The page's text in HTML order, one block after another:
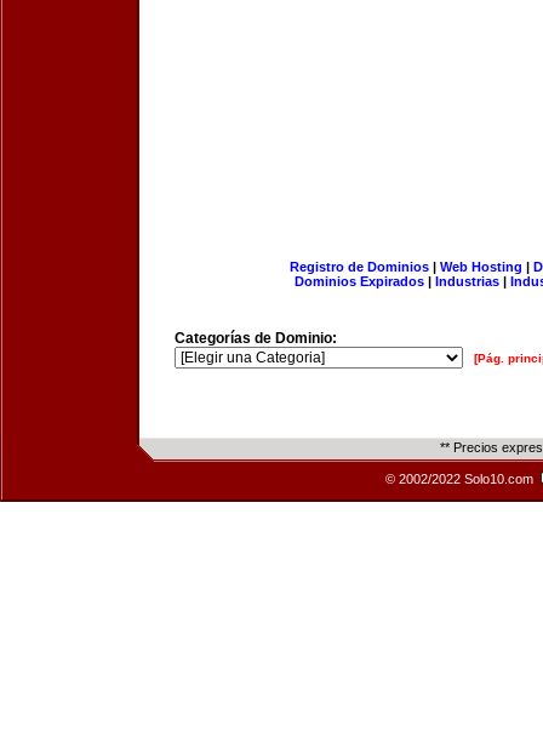
Registro de Dominios| Web Hosting |
Dominios Expirados | Industrias |
Categorías de Dominio:
[Pág.
** Precios
© 2002/2022 Solo10.com